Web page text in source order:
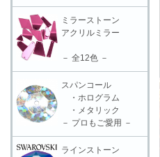
ミラーストーン
アクリルミラー
－ 全12色 －
スパンコール
・ホログラム
・メタリック
－ プロもご愛用 －
ラインストーン